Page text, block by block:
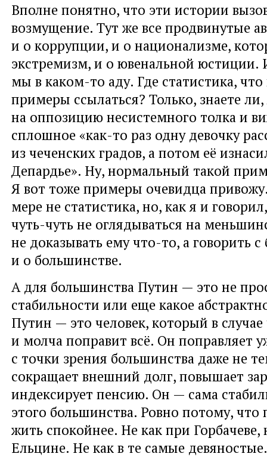
Вполне понятно, что эти истории
возмущение. Тут же все продвинутые
и о коррупции, и о национализме,
экстремизм, и о ювенальной
мы в каком-то аду. Где статистика,
примеры ссылаться? Только, знаете
на оппозицию несистемного толка и
сплошное «как-то раз одну девочку
из чеченских градов, а потом её
Депардье». Ну, нормальный такой
Я вот тоже примеры очевидца
мере не статистика, но, как я и
чуть-чуть не оглядываться на
не доказывать ему что-то, а говорить
и о большинстве.
А для большинства Путин — это не
стабильности или еще какое
Путин — это человек, который в
и молча поправит всё. Он поправляет
с точки зрения большинства даже не
сокращает внешний долг, повышает
индексирует пенсию. Он — сама
этого большинства. Ровно потому, что
жить спокойнее. Не как при Горбачеве,
Ельцине. Не как в те самые